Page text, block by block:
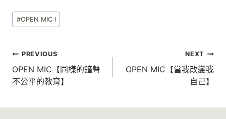
Post
Tags:
#OPEN MIC I
文
章
導
覽
PREVIOUS
OPEN MIC【同樣的鐘聲
不公平的教育】
NEXT
OPEN MIC【當我改變我
自己】